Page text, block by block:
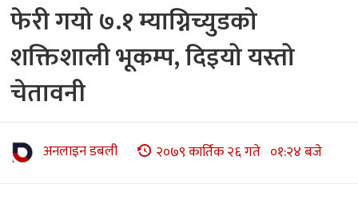
फेरी गयो ७.१ म्याग्निच्युडको
शक्तिशाली भूकम्प, दिइयो यस्तो
चेतावनी
अनलाइन डबली २०७९ कार्तिक २६ गते ०१:२४ बजे